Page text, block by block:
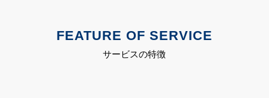
FEATURE OF SERVICE
サービスの特徴